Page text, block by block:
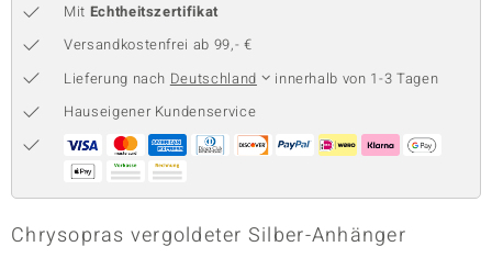
Collection
Mit Echtheitszertifikat
Versandkostenfrei ab 99,- €
Lieferung nach Deutschland
innerhalb von 1-3 Tagen
Hauseigener Kundenservice
Chrysopras vergoldeter Silber-Anhänger